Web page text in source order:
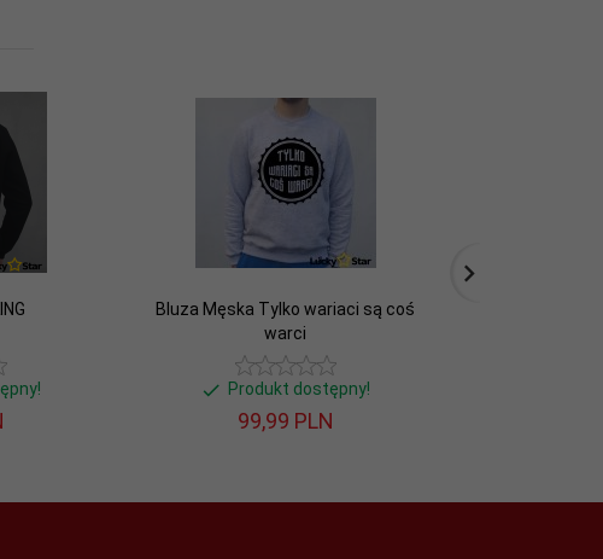
Bluza Męska Tylko wariaci są coś
warci
Produkt dostępny!
99,99 PLN